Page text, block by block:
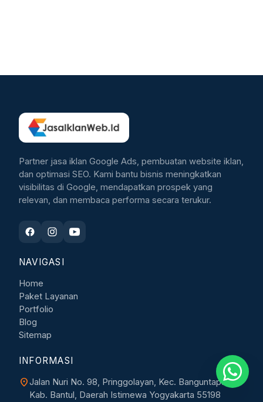
Partner jasa iklan Google Ads, pembuatan website iklan,
dan optimasi SEO. Kami bantu bisnis meningkatkan
visibilitas di Google, mendapatkan prospek yang
relevan, dan membaca performa secara terukur.
NAVIGASI
Home
Paket Layanan
Portfolio
Blog
Sitemap
INFORMASI
location_onJalan Nuri No. 98, Pringgolayan, Kec. Banguntapan,
Kab. Bantul, Daerah Istimewa Yogyakarta 55198